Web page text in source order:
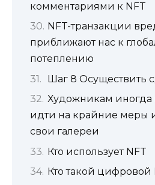
комментариями к NFT
NFT-транзакции
приближают нас к
потеплению
Шаг 8 Осуществить
Художникам иногда
идти на крайние меры
свои галереи
Кто использует NFT
Кто такой цифровой